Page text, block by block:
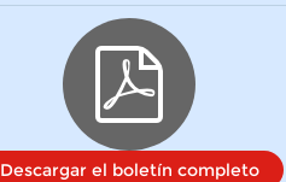
Descargar el boletín completo